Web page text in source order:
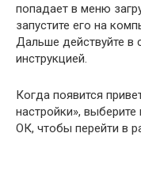
попадает в меню
запустите его на
Дальше действуйте в
инструкцией.
Когда появится
настройки»,
ОК, чтобы перейти в